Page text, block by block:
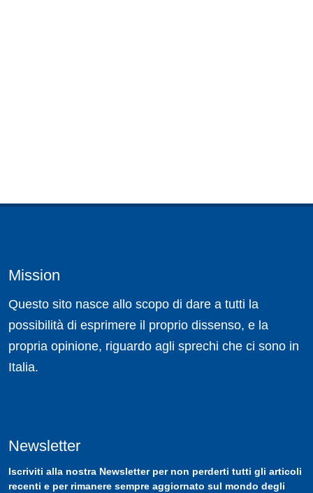
Mission
Questo sito nasce allo scopo di dare a tutti la
possibilità di esprimere il proprio dissenso, e la
propria opinione, riguardo agli sprechi che ci sono in
Italia.
Newsletter
Iscriviti alla nostra Newsletterper non perderti tutti gli articoli
recenti e per rimanere sempre aggiornato sul mondo degli